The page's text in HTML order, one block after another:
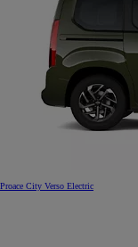
Proace City Verso Electric